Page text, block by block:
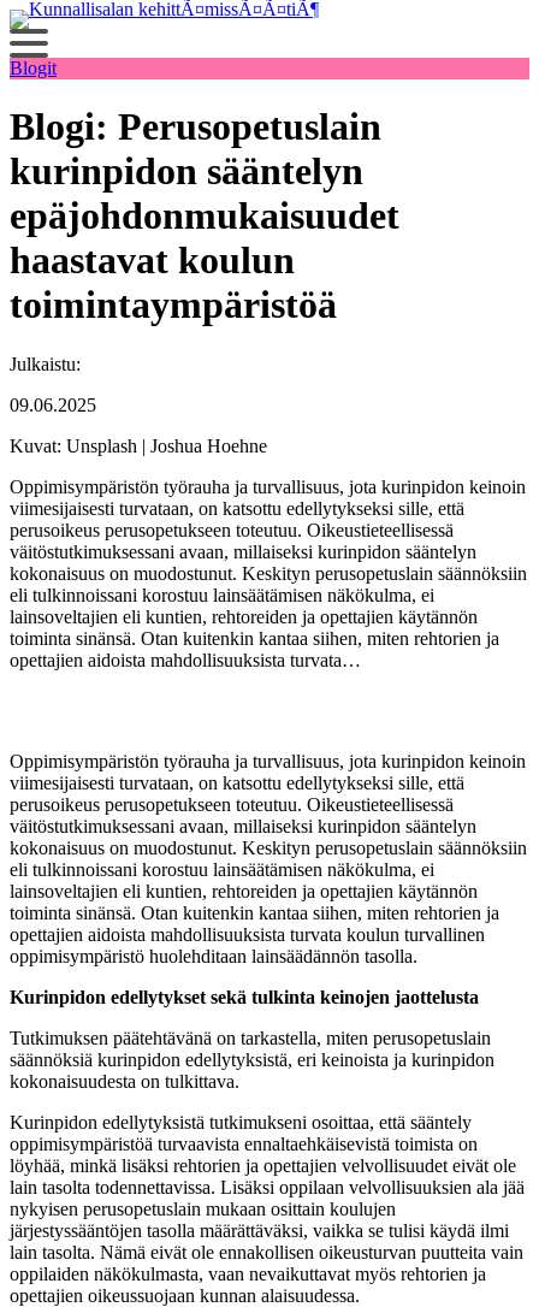
Siirry
sisältöön
Blogit
Blogi: Perusopetuslain
kurinpidon sääntelyn
epäjohdonmukaisuudet
haastavat koulun
toimintaympäristöä
Julkaistu:
09.06.2025
Kuvat: Unsplash | Joshua Hoehne
Oppimisympäristön työrauha ja turvallisuus, jota kurinpidon keinoin
viimesijaisesti turvataan, on katsottu edellytykseksi sille, että
perusoikeus perusopetukseen toteutuu. Oikeustieteellisessä
väitöstutkimuksessani avaan, millaiseksi kurinpidon sääntelyn
kokonaisuus on muodostunut. Keskityn perusopetuslain säännöksiin
eli tulkinnoissani korostuu lainsäätämisen näkökulma, ei
lainsoveltajien eli kuntien, rehtoreiden ja opettajien käytännön
toiminta sinänsä. Otan kuitenkin kantaa siihen, miten rehtorien ja
opettajien aidoista mahdollisuuksista turvata…
Oppimisympäristön työrauha ja turvallisuus, jota kurinpidon keinoin
viimesijaisesti turvataan, on katsottu edellytykseksi sille, että
perusoikeus perusopetukseen toteutuu. Oikeustieteellisessä
väitöstutkimuksessani avaan, millaiseksi kurinpidon sääntelyn
kokonaisuus on muodostunut. Keskityn perusopetuslain säännöksiin
eli tulkinnoissani korostuu lainsäätämisen näkökulma, ei
lainsoveltajien eli kuntien, rehtoreiden ja opettajien käytännön
toiminta sinänsä. Otan kuitenkin kantaa siihen, miten rehtorien ja
opettajien aidoista mahdollisuuksista turvata koulun turvallinen
oppimisympäristö huolehditaan lainsäädännön tasolla.
Kurinpidon edellytykset sekä tulkinta keinojen jaottelusta
Tutkimuksen päätehtävänä on tarkastella, miten perusopetuslain
säännöksiä kurinpidon edellytyksistä, eri keinoista ja kurinpidon
kokonaisuudesta on tulkittava.
Kurinpidon edellytyksistä tutkimukseni osoittaa, että sääntely
oppimisympäristöä turvaavista ennaltaehkäisevistä toimista on
löyhää, minkä lisäksi rehtorien ja opettajien velvollisuudet eivät ole
lain tasolta todennettavissa. Lisäksi oppilaan velvollisuuksien ala jää
nykyisen perusopetuslain mukaan osittain koulujen
järjestyssääntöjen tasolla määrättäväksi, vaikka se tulisi käydä ilmi
lain tasolta. Nämä eivät ole ennakollisen oikeusturvan puutteita vain
oppilaiden näkökulmasta, vaan nevaikuttavat myös rehtorien ja
opettajien oikeussuojaan kunnan alaisuudessa.